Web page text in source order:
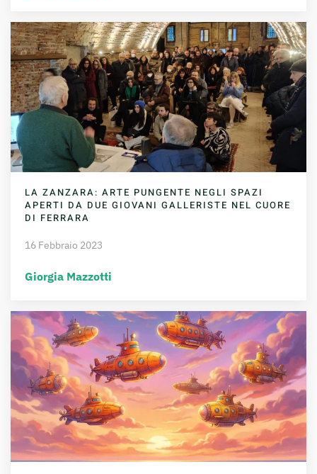
LA ZANZARA: ARTE PUNGENTE NEGLI SPAZI
APERTI DA DUE GIOVANI GALLERISTE NEL CUORE
DI FERRARA
16 Febbraio 2023
Giorgia Mazzotti